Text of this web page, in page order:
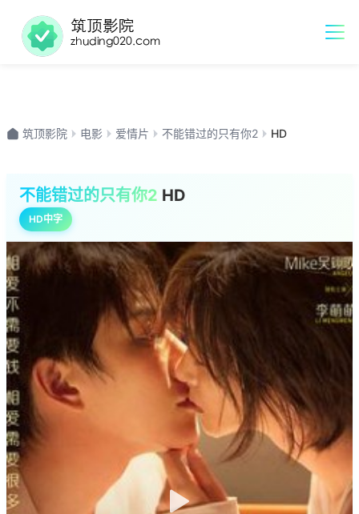
筑顶影院 电影 爱情片 不能错过的只有你2 HD
不能错过的只有你2 HD
HD中字